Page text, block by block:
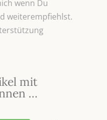
wenn Du
weiterempfiehlst.
mit
…